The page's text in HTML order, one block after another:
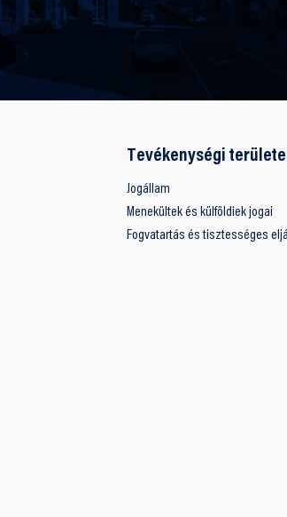
Tevékenységi
Jogállam
Menekültek és külföldiek jogai
Fogvatartás és tisztességes